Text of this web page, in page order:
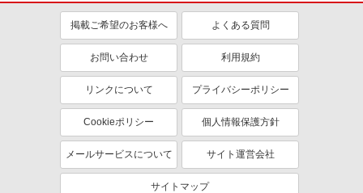
同じ特徴から求人を探す
未経験歓迎
ミドル（40代～）活躍中
ボーナス・賞与あり
車通勤OK
社会保険あり
産休・育休取得実績あり
掲載ご希望のお客様へ よくある質問
お問い合わせ 利用規約
リンクについて プライバシーポリシー
Cookieポリシー 個人情報保護方針
メールサービスについて サイト運営会社
サイトマップ